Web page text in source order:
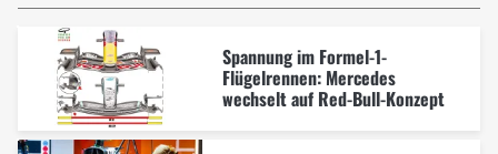
Spannung im Formel-1-
Flügelrennen: Mercedes
wechselt auf Red-Bull-Konzept